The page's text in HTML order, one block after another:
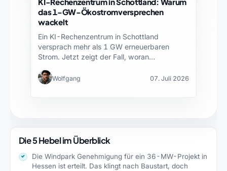
das 1-GW-Ökostromversprechen
wackelt
Ein KI-Rechenzentrum in Schottland
versprach mehr als 1 GW erneuerbaren
Strom. Jetzt zeigt der Fall, woran…
Wolfgang 07. Juli 2026
Die 5 Hebel im Überblick
Die Windpark Genehmigung für ein 36-MW-Projekt in
Hessen ist erteilt. Das klingt nach Baustart, doch